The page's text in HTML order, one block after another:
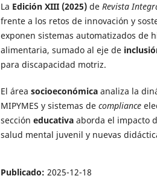
La Edición XIII (2025) de Revista
frente a los retos de innovación y
exponen sistemas automatizados de
alimentaria, sumado al eje de
para discapacidad motriz.
El área socioeconómica analiza la
MIPYMES y sistemas de compliance
sección educativa aborda el impacto
salud mental juvenil y nuevas
Publicado: 2025-12-18